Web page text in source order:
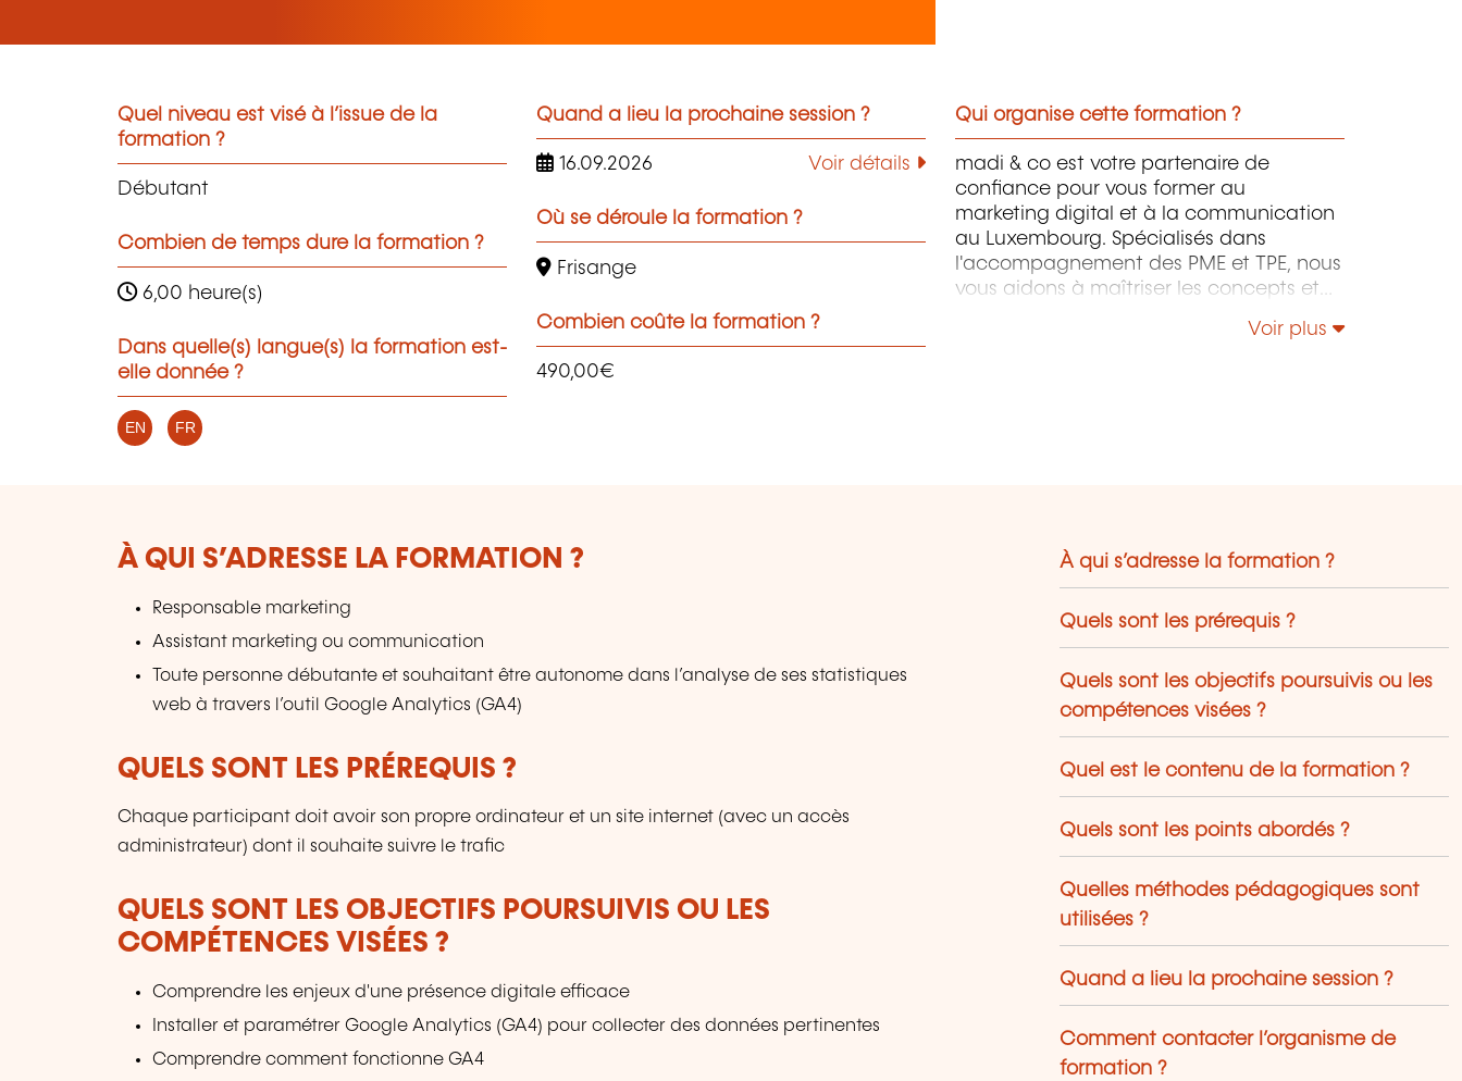
Quel niveau est visé à l’issue de la
formation ?
Débutant
Combien de temps dure la formation ?
6,00 heure(s)
Dans quelle(s) langue(s) la formation est-
elle donnée ?
EN FR
Quand a lieu la prochaine session ?
16.09.2026 Voir détails
Où se déroule la formation ?
Frisange
Combien coûte la formation ?
490,00€
Qui organise cette formation ?
madi & co est votre partenaire de
confiance pour vous former au
marketing digital et à la communication
au Luxembourg. Spécialisés dans
l'accompagnement des PME et TPE, nous
vous aidons à maîtriser les concepts et
communication pour optimiser votre
Voir plus
À QUI S’ADRESSE LA FORMATION ?
Responsable marketing
Assistant marketing ou communication
Toute personne débutante et souhaitant être autonome dans l’analyse de ses statistiques
web à travers l’outil Google Analytics (GA4)
QUELS SONT LES PRÉREQUIS ?
Chaque participant doit avoir son propre ordinateur et un site internet (avec un accès
administrateur) dont il souhaite suivre le trafic
QUELS SONT LES OBJECTIFS POURSUIVIS OU LES
COMPÉTENCES VISÉES ?
Comprendre les enjeux d'une présence digitale efficace
Installer et paramétrer Google Analytics (GA4) pour collecter des données pertinentes
Comprendre comment fonctionne GA4
À qui s’adresse la formation ?
Quels sont les prérequis ?
Quels sont les objectifs poursuivis ou les
compétences visées ?
Quel est le contenu de la formation ?
Quels sont les points abordés ?
Quelles méthodes pédagogiques sont
utilisées ?
Quand a lieu la prochaine session ?
Comment contacter l’organisme de
formation ?